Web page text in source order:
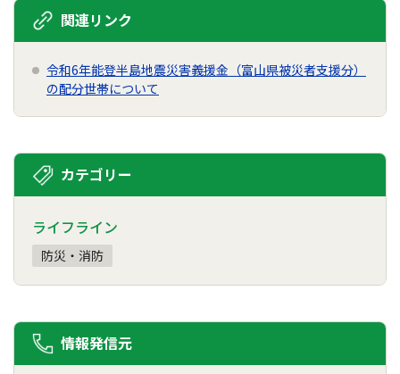
関連リンク
令和6年能登半島地震災害義援金（富山県被災者支援分）
の配分世帯について
カテゴリー
ライフライン
防災・消防
情報発信元